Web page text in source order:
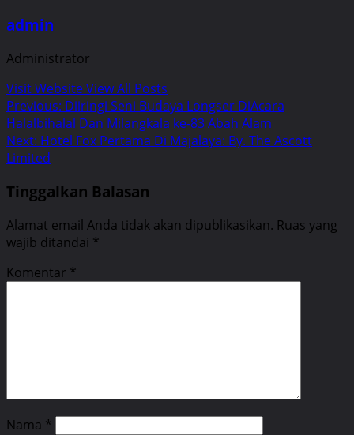
admin
Administrator
Visit WebsiteView All Posts
Post
navigation
Previous: Diiringi Seni Budaya Longser DiAcara
Halalbihalal Dan Milangkala ke-83 Abah Alam
Next: Hotel Fox Pertama Di Majalaya: By. The Ascott
Limited
Tinggalkan Balasan
Alamat email Anda tidak akan dipublikasikan. Ruas yang
wajib ditandai *
Komentar *
Nama *